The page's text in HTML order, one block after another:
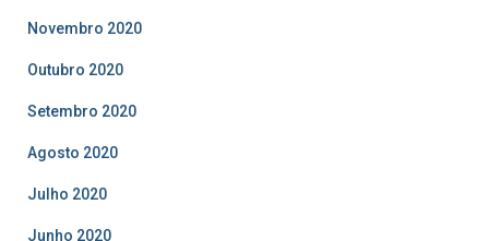
Novembro 2020
Outubro 2020
Setembro 2020
Agosto 2020
Julho 2020
Junho 2020